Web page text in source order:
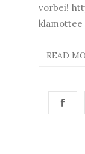
vorbei!
klamottee
READ